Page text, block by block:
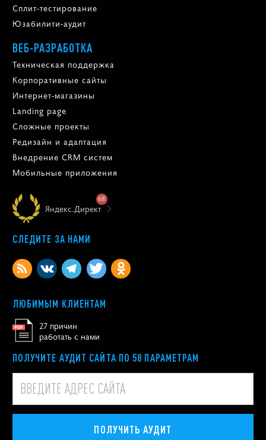
Сплит-тестирование
Юзабилити-аудит
ВЕБ-РАЗРАБОТКА
Техническая поддержка
Корпоративные сайты
Интернет-магазины
Landing page
Сложные проекты
Редизайн и адаптация
Внедрение CRM систем
Мобильные приложения
Яндекс.Директ
68
СЛЕДИТЕ ЗА НАМИ
ЛЮБИМЫМ КЛИЕНТАМ
27 причин
работать с нами
ПОЛУЧИТЕ АУДИТ САЙТА ПО 58 ПАРАМЕТРАМ
ПОЛУЧИТЬ АУДИТ